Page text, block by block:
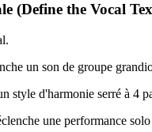
(Define the Vocal
un son de groupe
style d'harmonie serré à 4
une performance